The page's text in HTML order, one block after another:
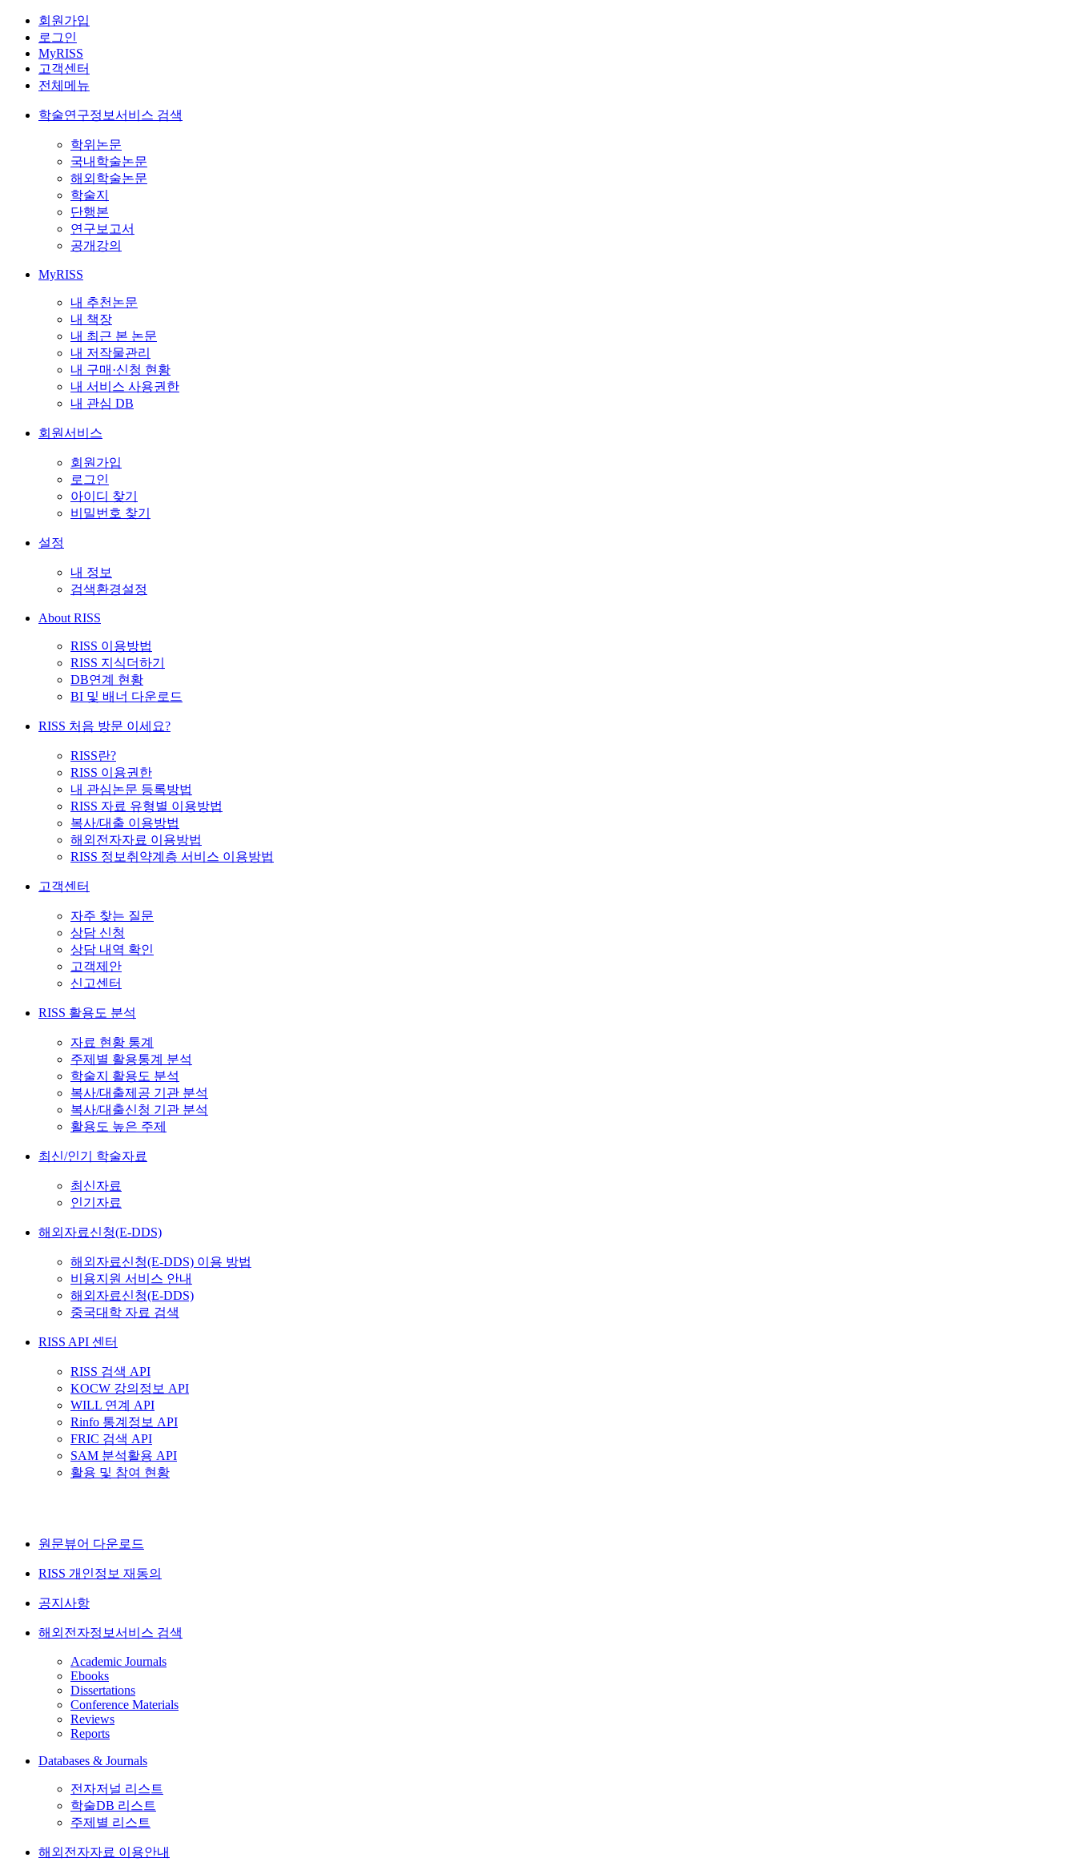
회원가입
로그인
MyRISS
고객센터
전체메뉴
학술연구정보서비스 검색
학위논문
국내학술논문
해외학술논문
학술지
단행본
연구보고서
공개강의
MyRISS
내 추천논문
내 책장
내 최근 본 논문
내 저작물관리
내 구매·신청 현황
내 서비스 사용권한
내 관심 DB
회원서비스
회원가입
로그인
아이디 찾기
비밀번호 찾기
설정
내 정보
검색환경설정
About RISS
RISS 이용방법
RISS 지식더하기
DB연계 현황
BI 및 배너 다운로드
RISS 처음 방문 이세요?
RISS란?
RISS 이용권한
내 관심논문 등록방법
RISS 자료 유형별 이용방법
복사/대출 이용방법
해외전자자료 이용방법
RISS 정보취약계층 서비스 이용방법
고객센터
자주 찾는 질문
상담 신청
상담 내역 확인
고객제안
신고센터
RISS 활용도 분석
자료 현황 통계
주제별 활용통계 분석
학술지 활용도 분석
복사/대출제공 기관 분석
복사/대출신청 기관 분석
활용도 높은 주제
최신/인기 학술자료
최신자료
인기자료
해외자료신청(E-DDS)
해외자료신청(E-DDS) 이용 방법
비용지원 서비스 안내
해외자료신청(E-DDS)
중국대학 자료 검색
RISS API 센터
RISS 검색 API
KOCW 강의정보 API
WILL 연계 API
Rinfo 통계정보 API
FRIC 검색 API
SAM 분석활용 API
활용 및 참여 현황
원문뷰어 다운로드
RISS 개인정보 재동의
공지사항
해외전자정보서비스 검색
Academic Journals
Ebooks
Dissertations
Conference Materials
Reviews
Reports
Databases & Journals
전자저널 리스트
학술DB 리스트
주제별 리스트
해외전자자료 이용안내